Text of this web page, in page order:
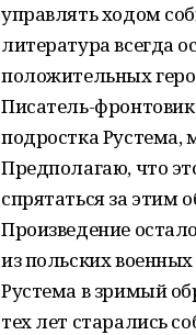
управлять ходом
литература всегда
положительных
Писатель-
подростка Рустема,
Предполагаю, что
спрятаться за этим
Произведение
из польских
Рустема в зримый
тех лет старались